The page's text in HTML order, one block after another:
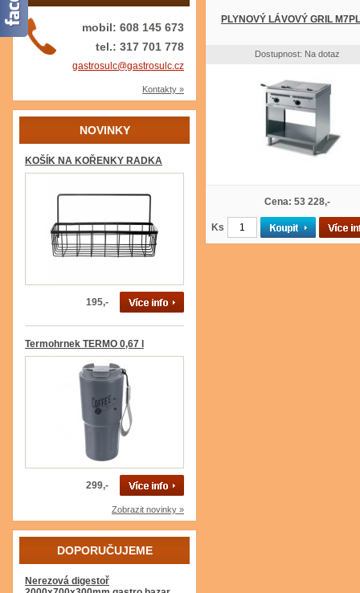
mobil: 608 145 673
tel.: 317 701 778
gastrosulc@gastrosulc.cz
Kontakty »
NOVINKY
KOŠÍK NA KOŘENKY RADKA
195,-
Termohrnek TERMO 0,67 l
299,-
Zobrazit novinky »
DOPORUČUJEME
Nerezová digestoř
PLYNOVÝ LÁVOVÝ GRIL
Dostupnost: Na dotaz
Cena: 53 228,-
Ks